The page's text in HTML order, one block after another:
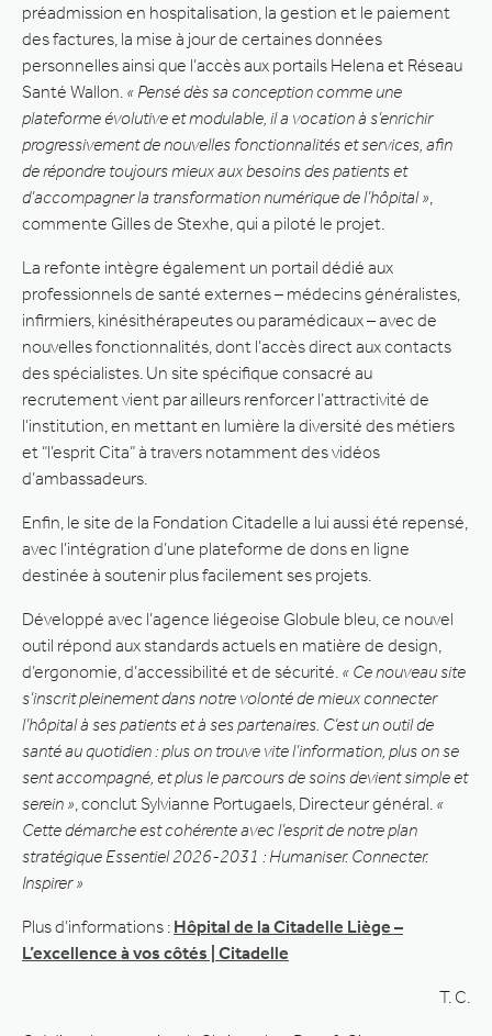
préadmission en hospitalisation, la gestion et le paiement
des factures, la mise à jour de certaines données
personnelles ainsi que l’accès aux portails Helena et Réseau
Santé Wallon. « Pensé dès sa conception comme une
plateforme évolutive et modulable, il a vocation à s’enrichir
progressivement de nouvelles fonctionnalités et services, afin
de répondre toujours mieux aux besoins des patients et
d’accompagner la transformation numérique de l’hôpital »
commente Gilles de Stexhe, qui a piloté le projet.
La refonte intègre également un portail dédié aux
professionnels de santé externes – médecins généralistes,
infirmiers, kinésithérapeutes ou paramédicaux – avec de
nouvelles fonctionnalités, dont l’accès direct aux contacts
des spécialistes. Un site spécifique consacré au
recrutement vient par ailleurs renforcer l’attractivité de
l’institution, en mettant en lumière la diversité des métiers
et “l’esprit Cita” à travers notamment des vidéos
d’ambassadeurs.
Enfin, le site de la Fondation Citadelle a lui aussi été repensé,
avec l’intégration d’une plateforme de dons en ligne
destinée à soutenir plus facilement ses projets.
Développé avec l’agence liégeoise Globule bleu, ce nouvel
outil répond aux standards actuels en matière de design,
d’ergonomie, d’accessibilité et de sécurité. « Ce nouveau site
s’inscrit pleinement dans notre volonté de mieux connecter
l’hôpital à ses patients et à ses partenaires. C’est un outil de
santé au quotidien : plus on trouve vite l’information, plus on se
sent accompagné, et plus le parcours de soins devient simple et
serein » , conclut Sylvianne Portugaels, Directeur général. «
Cette démarche est cohérente avec l’esprit de notre plan
stratégique Essentiel 2026-2031 : Humaniser. Connecter.
Inspirer »
Plus d’informations : Hôpital de la Citadelle Liège –
L’excellence à vos côtés | Citadelle
T. C.